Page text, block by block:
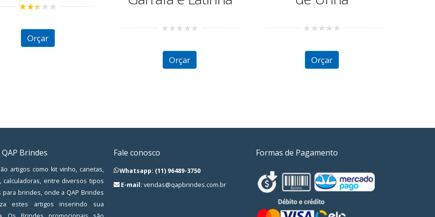
out
of
Orçar
Brindes
artigos como kit vinho, canetas,
calculadoras, entre diversos tipos
para brindes, onde a QAP Brindes
estes artigos inserindo sua
Fale conosco
Whatsapp: (11) 96489-3750
E-mail: vendas@qapbrindes.com.br
Formas de Pagamento